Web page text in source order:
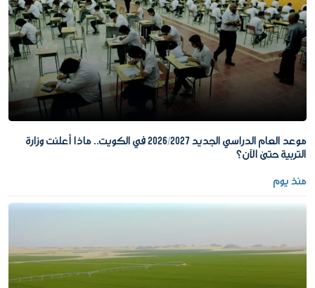
موعد العام الدراسي الجديد 2026/2027 في الكويت.. ماذا أعلنت وزارة
التربية حتى الآن؟
منذ يوم